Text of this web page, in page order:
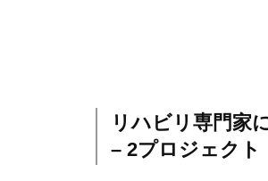
リハビリ専門家
– 2プロジェクト